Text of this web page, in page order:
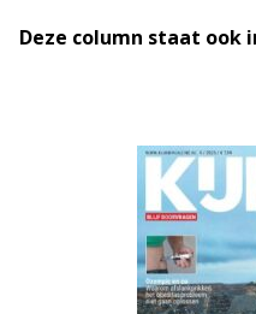
Deze column staat ook